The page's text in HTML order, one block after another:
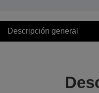
Descripción general